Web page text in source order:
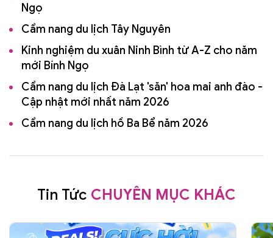
Ngọ
Cẩm nang du lịch Tây Nguyên
Kinh nghiệm du xuân Ninh Bình từ A-Z cho năm
mới Bính Ngọ
Cẩm nang du lịch Đà Lạt 'săn' hoa mai anh đào -
Cập nhật mới nhất năm 2026
Cẩm nang du lịch hồ Ba Bể năm 2026
Tin Tức CHUYÊN MỤC KHÁC